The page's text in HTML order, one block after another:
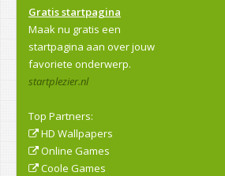
Gratis startpagina
Maak nu gratis een
startpagina aan over jouw
favoriete onderwerp.
startplezier.nl
Top Partners:
HD Wallpapers
Online Games
Coole Games